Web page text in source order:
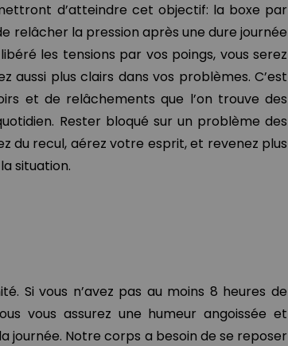
d’atteindre cet objectif: la boxe par
relâcher la pression après une dure journée
les tensions par vos poings, vous serez
aussi plus clairs dans vos problèmes. C’est
et de relâchements que l’on trouve des
Rester bloqué sur un problème des
du recul, aérez votre esprit, et revenez plus
situation.
Si vous n’avez pas au moins 8 heures de
vous assurez une humeur angoissée et
journée. Notre corps a besoin de se reposer